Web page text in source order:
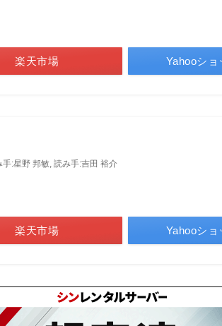
楽天市場 Yahooショ
:星野 邦敏, 読み手:吉田 裕介
楽天市場 Yahooショ